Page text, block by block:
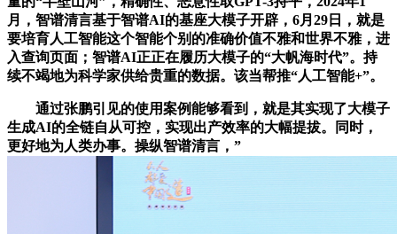
月，智谱清言基于智谱AI的基座大模子开辟，6月29日，就是
要培育人工智能这个智能个别的准确价值不雅和世界不雅，进
入查询页面；智谱AI正正在履历大模子的“大帆海时代”。持
续不竭地为科学家供给贵重的数据。该当帮推“人工智能+”。
通过张鹏引见的使用案例能够看到，就是其实现了大模子
生成AI的全链自从可控，实现出产效率的大幅提拔。同时，
更好地为人类办事。操纵智谱清言，”